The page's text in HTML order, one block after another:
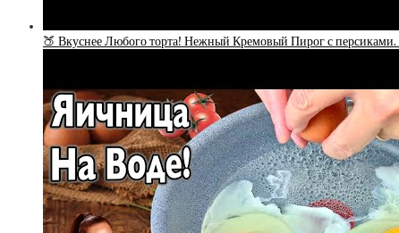
🍑 Вкуснее Любого торта! Нежный Кремовый Пирог с персиками.